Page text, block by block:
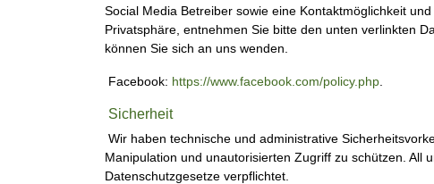
Social Media Betreiber sowie eine Kontaktmöglichkeit
Privatsphäre, entnehmen Sie bitte den unten verlinkten
können Sie sich an uns wenden.
Facebook: https://www.facebook.com/policy.php
Sicherheit
Wir haben technische und administrative
Manipulation und unautorisierten Zugriff zu schützen. All
Datenschutzgesetze verpflichtet.